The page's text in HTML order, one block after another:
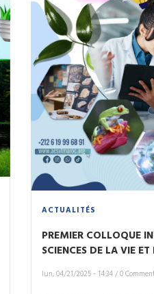
ACTUALITÉS
PREMIER COLLOQUE
SCIENCES DE LA VIE
lun, 04/21/2025 - 14:34/0